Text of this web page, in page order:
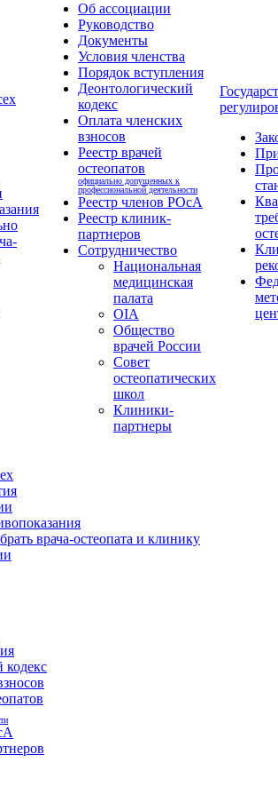
Об ассоциации
Руководство
Документы
Условия членства
Порядок вступления
Деонтологический
кодекс
Оплата членских
взносов
Реестр врачей
остеопатов
официально допущенных к
профессиональной деятельности
Реестр членов РОсА
Реестр клиник-
партнеров
Сотрудничество
Национальная
медицинская
палата
OIA
Общество
врачей России
Совет
остеопатических
школ
Клиники-
партнеры
врача-остеопата и клинику
кодекс